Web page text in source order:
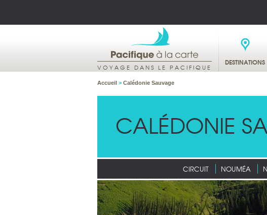
VOYAGE DANS LE PACIFIQUE
DESTINATIONS
Accueil > Calédonie Sauvage
CALÉDONIE
CIRCUIT NOUMÉA